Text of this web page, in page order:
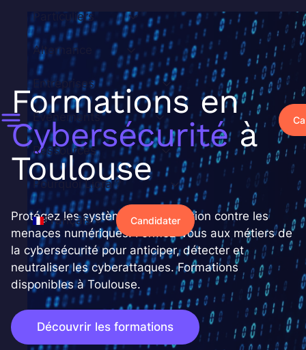
contenu
Particuliers
Alternance
Entreprises
Événements
Ressources
Pourquoi Liora ?
Français Candidater
Formations en
Cybersécuritéà
Toulouse
Protégez les systèmes d'information contre les
menaces numériques. Formez-vous aux métiers de
la cybersécurité pour anticiper, détecter et
neutraliser les cyberattaques. Formations
disponibles à Toulouse.
Découvrir les formations